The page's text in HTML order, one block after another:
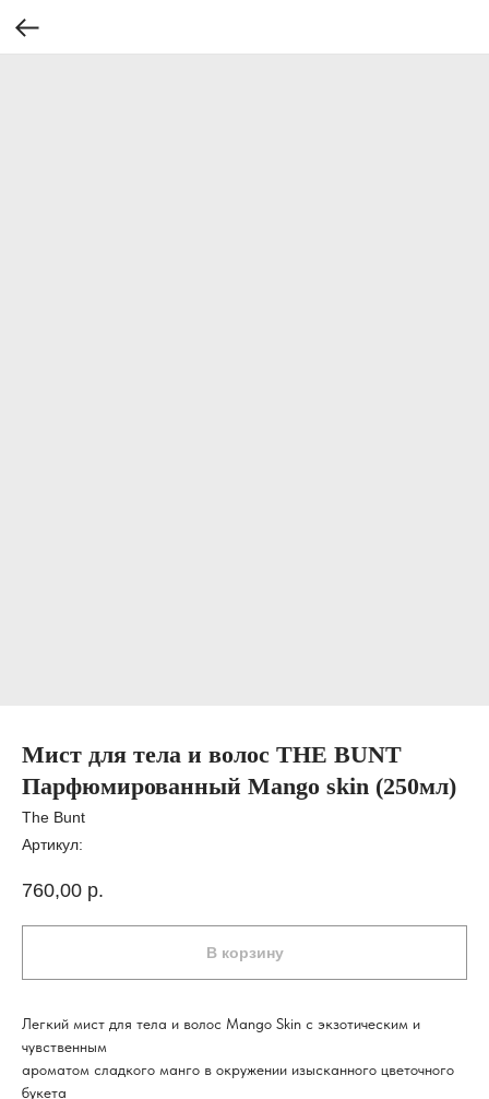
Мист для тела и волос THE BUNT
Парфюмированный Mango skin (250мл)
The Bunt
Артикул:
760,00 р.
В корзину
Легкий мист для тела и волос Mango Skin с экзотическим и
чувственным
ароматом сладкого манго в окружении изысканного цветочного
букета